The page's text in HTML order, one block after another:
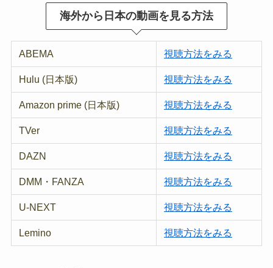
海外から日本の動画を見る方法
ABEMA 視聴方法をみる
Hulu (日本版) 視聴方法をみる
Amazon prime (日本版) 視聴方法をみる
TVer 視聴方法をみる
DAZN 視聴方法をみる
DMM・FANZA 視聴方法をみる
U-NEXT 視聴方法をみる
Lemino 視聴方法をみる